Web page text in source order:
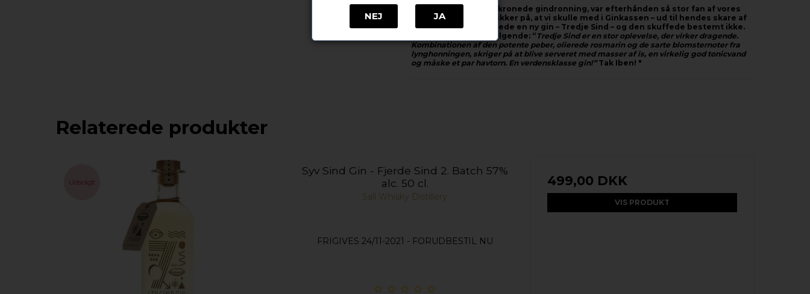
"Iben Diamant, den ukronede gindronning, var efterhånden så stor fan af vores
ginserie, at hun var sikker på, at vi skulle med i Ginkassen – ud til hendes skare af
ginentusiaster. Vi lavede en ny gin – Tredje Sind – og den skuffede bestemt ikke.
Iben sagde faktisk følgende: “ Tredje Sind er en stor oplevelse, der virker dragende.
Kombinationen af den potente peber, olierede rosmarin og de sarte blomsternoter fra
lynghonningen, skriger på at blive serveret med masser af is, en virkelig god tonicvand
og måske et par havtorn. En verdensklasse gin!”Tak Iben! "
Relaterede produkter
Udsolgt
Syv Sind Gin - Fjerde Sind 2. Batch 57%
alc. 50 cl.
Sall Whisky Distillery
FRIGIVES 24/11-2021 - FORUDBESTIL NU
499,00 DKK
VIS PRODUKT
NEJ JA